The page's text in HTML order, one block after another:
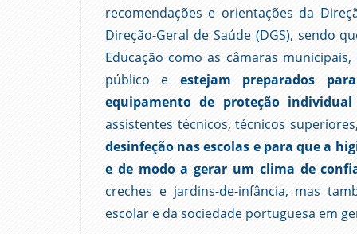
recomendações e orientações da
Direção-Geral de Saúde (DGS), sendo
Educação como as câmaras
público e estejam preparados
equipamento de proteção individual
assistentes técnicos, técnicos
desinfeção nas escolas e para que a
e de modo a gerar um clima de
creches e jardins-de-infância, mas
escolar e da sociedade portuguesa em